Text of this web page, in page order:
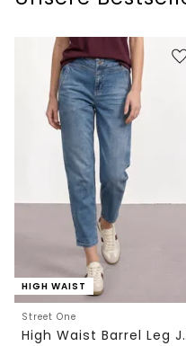
HIGH WAIST
Street One
High Waist